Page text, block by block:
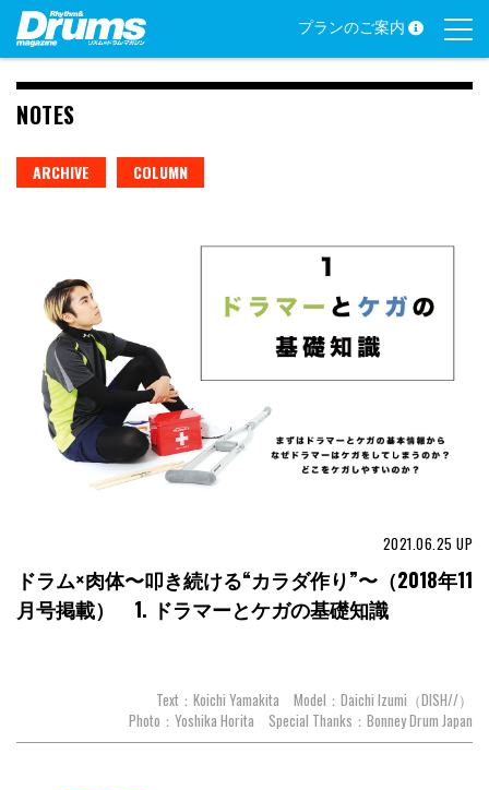
Skip
content
プランのご案内
NOTES
ARCHIVE COLUMN
2021.06.25 UP
ドラム×肉体〜叩き続ける“カラダ作り”〜（2018年11
月号掲載） 1. ドラマーとケガの基礎知識
Text：Koichi Yamakita Model：Daichi Izumi（DISH//）
Photo：Yoshika Horita Special Thanks：Bonney Drum Japan